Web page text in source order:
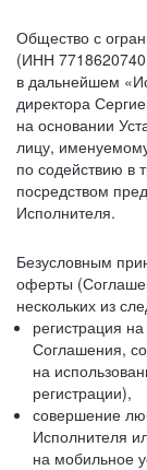
Общество с
(ИНН
в дальнейшем
директора
на основании
лицу,
по содействию в
посредством
Исполнителя.
Безусловным
оферты
нескольких из
регистрация
Соглашения,
на
регистрации),
совершение
Исполнителя
на мобильное